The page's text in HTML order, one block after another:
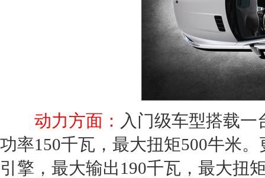
动力方面： 入门级车型搭载一
功率150千瓦，最大扭矩500牛米
引擎，最大输出190千瓦，最大扭